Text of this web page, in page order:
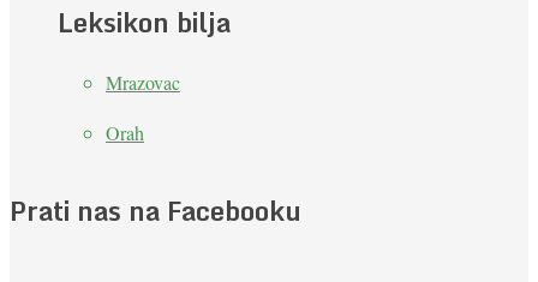
Leksikon bilja
Mrazovac
Orah
Prati nas na Facebooku